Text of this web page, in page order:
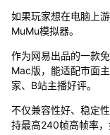
如果玩家想在电脑上
MuMu模拟器。
作为网易出品的一款
Mac版，能适配市面
家、B站主播好评。
不仅兼容性好、稳定
持最高240帧高帧率，